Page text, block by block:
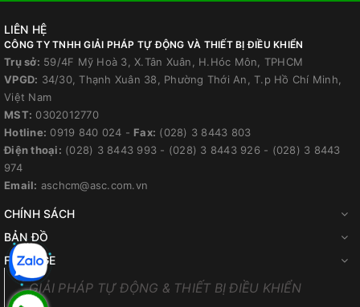
LIÊN HỆ
CÔNG TY TNHH GIẢI PHÁP TỰ ĐỘNG VÀ THIẾT BỊ ĐIỀU KHIỂN
Trụ sở: 59/4F Mỹ Hoà 3, X.Tân Xuân, H.Hóc Môn, TPHCM
VPGD: 34/30, Thạnh Xuân 38, Phường Thới An, T.p Hồ Chí Minh,
Việt Nam
MST: 0302012770
Hotline: 0919 840 024 - Fax: (028) 3 8443 803
Điện thoại: (028) 3 8443 993 - (028) 3 8443 926 - (028) 3 8443
974
Email: aschcm@asc.com.vn
CHÍNH SÁCH
BẢN ĐỒ
FANPAGE
GIẢI PHÁP TỰ ĐỘNG & THIẾT BỊ ĐIỀU KHIỂN